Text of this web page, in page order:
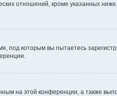
отношений, кроме указанных ниже.
которым вы пытаетесь
на этой конференции, а также